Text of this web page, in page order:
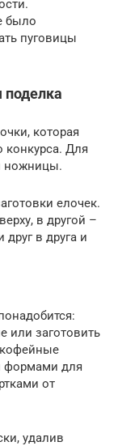
было
пуговицы
поделка
которая
Для
ножницы.
елочек.
в другой –
в друга и
или заготовить
кофейные
формами для
от
удалив